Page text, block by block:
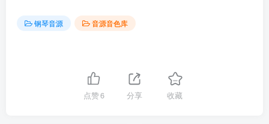
钢琴音源 音源音色库
点赞6 分享 收藏